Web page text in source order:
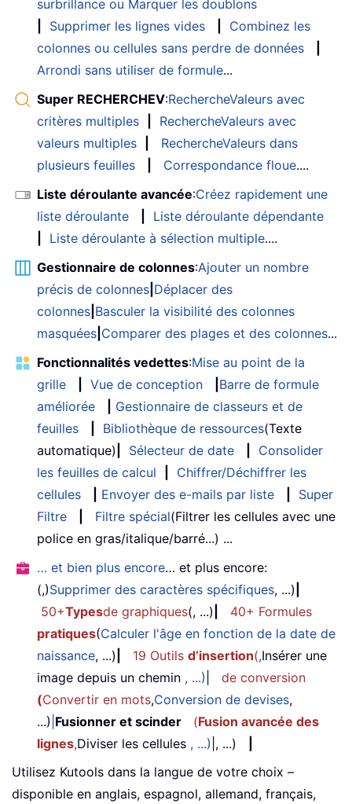
surbrillance ou Marquer les doublons
Supprimer les lignes vides
Combinez les
colonnes ou cellules sans perdre de données
Arrondi sans utiliser de formule...
Super RECHERCHEV:RechercheValeurs avec
critères multiples
RechercheValeurs avec
valeurs multiples
RechercheValeurs dans
plusieurs feuilles
Correspondance floue....
Liste déroulante avancée:Créez rapidement une
liste déroulante
Liste déroulante dépendante
Liste déroulante à sélection multiple....
Gestionnaire de colonnes:Ajouter un nombre
précis de colonnes Déplacer des
colonnes Basculer la visibilité des colonnes
masquées Comparer des plages et des colonnes...
Fonctionnalités vedettes:Mise au point de la
grille
Vue de conception
Barre de formule
améliorée
Gestionnaire de classeurs et de
feuilles
Bibliothèque de ressources(Texte
automatique)
Sélecteur de date
Consolider
les feuilles de calcul
Chiffrer/Déchiffrer les
cellules
Envoyer des e-mails par liste
Super
Filtre
Filtre spécial(Filtrer les cellules avec une
police en gras/italique/barré...) ...
… et bien plus encore… et plus encore:
(,)Supprimer des caractères spécifiques, ...)
50+Typesde graphiques(, ...)
40+ Formules
pratiques(Calculer l'âge en fonction de la date de
naissance, ...) 19 Outils d’insertion(,Insérer une
image depuis un chemin , ...)
de conversion
(Convertir en mots,Conversion de devises,
...) Fusionner et scinder (Fusion avancée des
lignes,Diviser les cellules , ...) |, ...)
Utilisez Kutools dans la langue de votre choix –
disponible en anglais, espagnol, allemand, français,